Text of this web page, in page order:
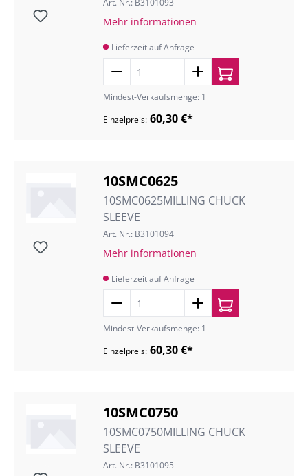
Art. Nr.: B3101093
Mehr informationen
Lieferzeit auf Anfrage
Mindest-Verkaufsmenge: 1
Einzelpreis: 60,30 €*
10SMC0625
10SMC0625MILLING CHUCK
SLEEVE
Art. Nr.: B3101094
Mehr informationen
Lieferzeit auf Anfrage
Mindest-Verkaufsmenge: 1
Einzelpreis: 60,30 €*
10SMC0750
10SMC0750MILLING CHUCK
SLEEVE
Art. Nr.: B3101095